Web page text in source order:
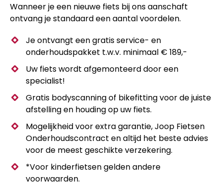
Wanneer je een nieuwe fiets bij ons aanschaft
ontvang je standaard een aantal voordelen.
Je ontvangt een gratis service- en
onderhoudspakket t.w.v. minimaal € 189,-
Uw fiets wordt afgemonteerd door een
specialist!
Gratis bodyscanning of bikefitting voor de juiste
afstelling en houding op uw fiets.
Mogelijkheid voor extra garantie, Joop Fietsen
Onderhoudscontract en altijd het beste advies
voor de meest geschikte verzekering.
*Voor kinderfietsen gelden andere
voorwaarden.